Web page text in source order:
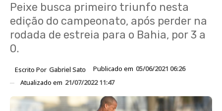
Peixe busca primeiro triunfo nesta
edição do campeonato, após perder na
rodada de estreia para o Bahia, por 3 a
0.
Escrito Por Gabriel Sato Publicado em 05/06/2021 06:26
Atualizado em 21/07/2022 11:47